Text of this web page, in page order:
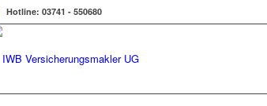
Hotline: 03741 - 550680